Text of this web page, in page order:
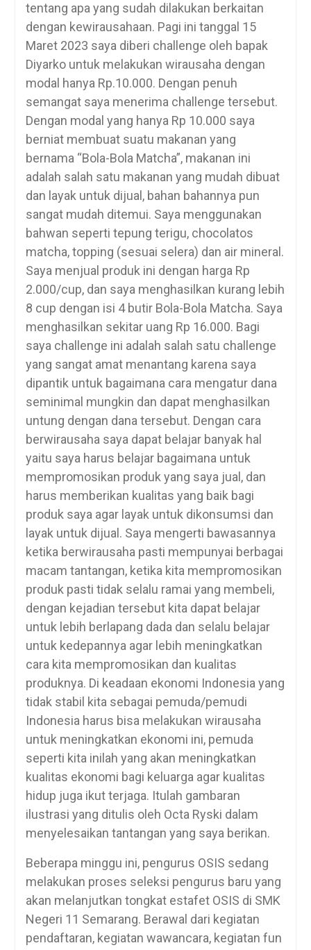
tentang apa yang sudah dilakukan berkaitan
dengan kewirausahaan. Pagi ini tanggal 15
Maret 2023 saya diberi challenge oleh bapak
Diyarko untuk melakukan wirausaha dengan
modal hanya Rp.10.000. Dengan penuh
semangat saya menerima challenge tersebut.
Dengan modal yang hanya Rp 10.000 saya
berniat membuat suatu makanan yang
bernama “Bola-Bola Matcha”, makanan ini
adalah salah satu makanan yang mudah dibuat
dan layak untuk dijual, bahan bahannya pun
sangat mudah ditemui. Saya menggunakan
bahwan seperti tepung terigu, chocolatos
matcha, topping (sesuai selera) dan air mineral.
Saya menjual produk ini dengan harga Rp
2.000/cup, dan saya menghasilkan kurang lebih
8 cup dengan isi 4 butir Bola-Bola Matcha. Saya
menghasilkan sekitar uang Rp 16.000. Bagi
saya challenge ini adalah salah satu challenge
yang sangat amat menantang karena saya
dipantik untuk bagaimana cara mengatur dana
seminimal mungkin dan dapat menghasilkan
untung dengan dana tersebut. Dengan cara
berwirausaha saya dapat belajar banyak hal
yaitu saya harus belajar bagaimana untuk
mempromosikan produk yang saya jual, dan
harus memberikan kualitas yang baik bagi
produk saya agar layak untuk dikonsumsi dan
layak untuk dijual. Saya mengerti bawasannya
ketika berwirausaha pasti mempunyai berbagai
macam tantangan, ketika kita mempromosikan
produk pasti tidak selalu ramai yang membeli,
dengan kejadian tersebut kita dapat belajar
untuk lebih berlapang dada dan selalu belajar
untuk kedepannya agar lebih meningkatkan
cara kita mempromosikan dan kualitas
produknya. Di keadaan ekonomi Indonesia yang
tidak stabil kita sebagai pemuda/pemudi
Indonesia harus bisa melakukan wirausaha
untuk meningkatkan ekonomi ini, pemuda
seperti kita inilah yang akan meningkatkan
kualitas ekonomi bagi keluarga agar kualitas
hidup juga ikut terjaga. Itulah gambaran
ilustrasi yang ditulis oleh Octa Ryski dalam
menyelesaikan tantangan yang saya berikan.
Beberapa minggu ini, pengurus OSIS sedang
melakukan proses seleksi pengurus baru yang
akan melanjutkan tongkat estafet OSIS di SMK
Negeri 11 Semarang. Berawal dari kegiatan
pendaftaran, kegiatan wawancara, kegiatan fun